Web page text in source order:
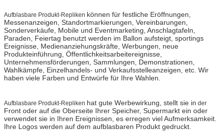
Aufblasbare Produkt-Repliken können für festliche Eröffnungen,
Messenanzeigen, Standortmarkierungen, Vereinbarungen,
Sonderverkäufe, Mobile und Eventmarketing, Anschlagtafeln,
Paraden, Feiertag benutzt werden im Ballon aufsteigt, sportings
Ereignisse, Medienanziehungskräfte, Werbungen, neue
Produkteinführung, Öffentlichkeitsarbeitereignisse,
Unternehmensförderungen, Sammlungen, Demonstrationen,
Wahlkämpfe, Einzelhandels- und Verkaufsstelleanzeigen, etc. Wir
haben viele Farben und Entwürfe für Ihre Wahlen.
Aufblasbare Produkt-Repliken hat gute Werbewirkung, stellt sie in der
Front oder auf die Oberseite Ihrer Speicher, Supermarkt ein oder
verwendet sie in Ihren Ereignissen, es erregen viel Aufmerksamkeit.
Ihre Logos werden auf dem aufblasbaren Produkt gedruckt.